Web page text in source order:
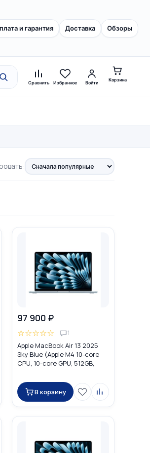
и гарантия Доставка Обзоры
Сравнить Избранное Войти
Корзина
97 900 ₽
☆☆☆☆☆ 1
Apple MacBook Air 13 2025
Sky Blue (Apple M4 10-core
CPU, 10-core GPU, 512GB,
В корзину